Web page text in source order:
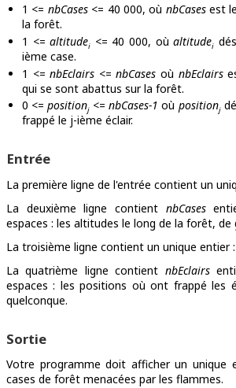
1 <= nbCases<= 40 000, où nbCasesest
la forêt.
1 <=altitudei <= 40 000, oùaltitudei
ième case.
1 <=nbEclairs <=nbCases où nbEclairs
qui se sont abattus sur la forêt.
0 <=positionj <=nbCases-1 où positionj
frappé le j-ième éclair.
Entrée
La première ligne de l'entrée contient un
La deuxième ligne contient nbCases
espaces : les altitudes le long de la forêt, de
La troisième ligne contient un unique entier :
La quatrième ligne contient nbEclairs
espaces : les positions où ont frappé les
quelconque.
Sortie
Votre programme doit afficher un unique
cases de forêt menacées par les flammes.